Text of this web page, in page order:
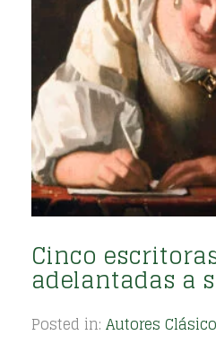
Cinco
adelantadas a
Posted in: Autores